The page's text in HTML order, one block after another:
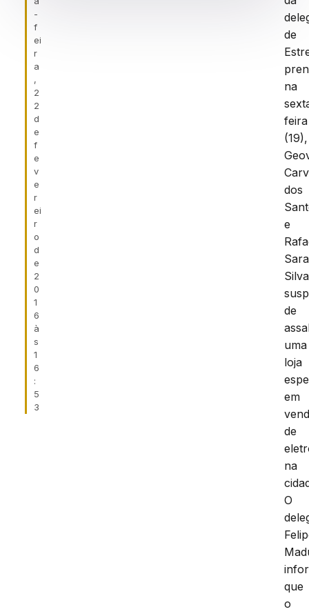
-
f
ei
r
a
,
2
2
d
e
f
e
v
e
r
ei
r
o
d
e
2
0
1
6
à
s
1
6
:
5
3
de
na
feira
(19),
dos
e
de
uma
loja
em
de
na
O
que
o